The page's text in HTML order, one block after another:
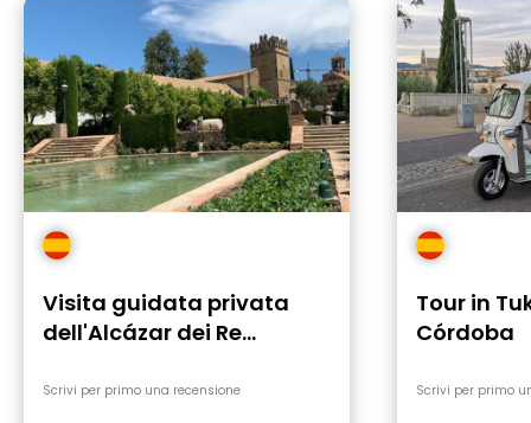
Visita guidata privata
dell'Alcázar dei Re
Scrivi per primo una recensione
Tour in
Córdoba
Scrivi per primo